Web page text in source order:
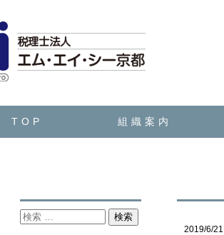
TOP 組織案内
2019/6/21
検索